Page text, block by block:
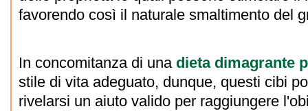
favorendo così il naturale smaltimento del
In concomitanza di una dieta dimagrante
stile di vita adeguato, dunque, questi cibi
rivelarsi un aiuto valido per raggiungere